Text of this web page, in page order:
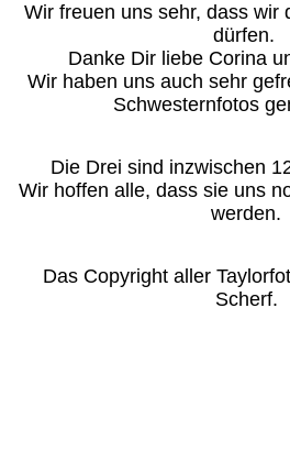
Wir freuen uns sehr, dass wir
dürfen.
Danke Dir liebe Corina
Wir haben uns auch sehr
Schwesternfotos
Die Drei sind inzwischen
Wir hoffen alle, dass sie uns
werden.
Das Copyright aller
Scherf.